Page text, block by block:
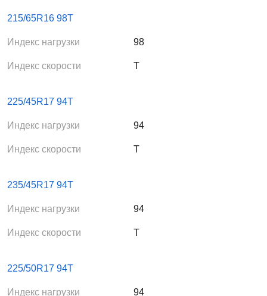
215/65R16 98T
Индекс нагрузки 98
Индекс скорости T
225/45R17 94T
Индекс нагрузки 94
Индекс скорости T
235/45R17 94T
Индекс нагрузки 94
Индекс скорости T
225/50R17 94T
Индекс нагрузки 94